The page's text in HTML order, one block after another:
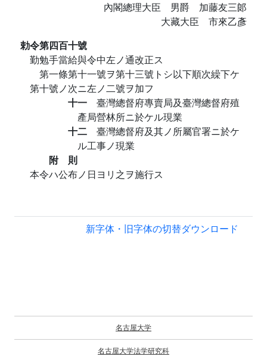
內閣總理大臣 男爵 加藤友三郞
大藏大臣 市來乙彥
勅令第四百十號
勤勉手當給與令中左ノ通改正ス
第一條第十一號ヲ第十三號トシ以下順次繰下ケ
第十號ノ次ニ左ノ二號ヲ加フ
十一 臺灣總督府專賣局及臺灣總督府殖
產局營林所ニ於ケル現業
十二 臺灣總督府及其ノ所屬官署ニ於ケ
ル工事ノ現業
附 則
本令ハ公布ノ日ヨリ之ヲ施行ス
新字体・旧字体の切替ダウンロード
名古屋大学
名古屋大学法学研究科